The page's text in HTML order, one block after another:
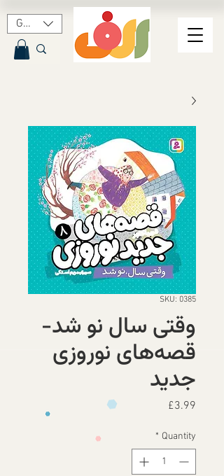
GBP (£)
SKU: 0385
وقتی سال نو شد-
قصه‌های نوروزی
جدید
£3.99
Quantity
*